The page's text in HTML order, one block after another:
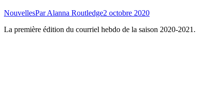
NouvellesParAlanna Routledge2 octobre 2020
La première édition du courriel hebdo de la saison 2020-2021.